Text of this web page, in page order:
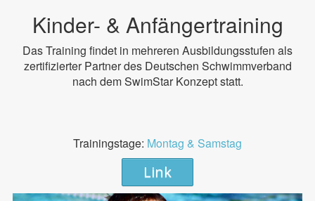
Kinder- & Anfängertraining
Das Training findet in mehreren Ausbildungsstufen als
zertifizierter Partner des Deutschen Schwimmverband
nach dem SwimStar Konzept statt.
Trainingstage: Montag & Samstag
Link